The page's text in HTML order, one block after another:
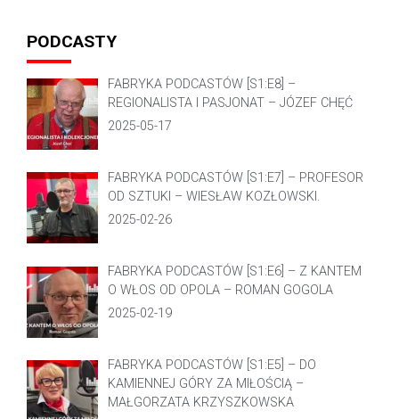
PODCASTY
FABRYKA PODCASTÓW [S1:E8] –
REGIONALISTA I PASJONAT – JÓZEF CHĘĆ
2025-05-17
FABRYKA PODCASTÓW [S1:E7] – PROFESOR
OD SZTUKI – WIESŁAW KOZŁOWSKI.
2025-02-26
FABRYKA PODCASTÓW [S1:E6] – Z KANTEM
O WŁOS OD OPOLA – ROMAN GOGOLA
2025-02-19
FABRYKA PODCASTÓW [S1:E5] – DO
KAMIENNEJ GÓRY ZA MIŁOŚCIĄ –
MAŁGORZATA KRZYSZKOWSKA